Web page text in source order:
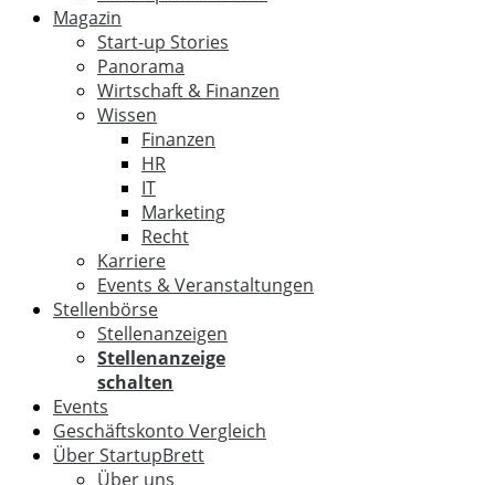
Magazin
Start-up Stories
Panorama
Wirtschaft & Finanzen
Wissen
Finanzen
HR
IT
Marketing
Recht
Karriere
Events & Veranstaltungen
Stellenbörse
Stellenanzeigen
Stellenanzeige
schalten
Events
Geschäftskonto Vergleich
Über StartupBrett
Über uns